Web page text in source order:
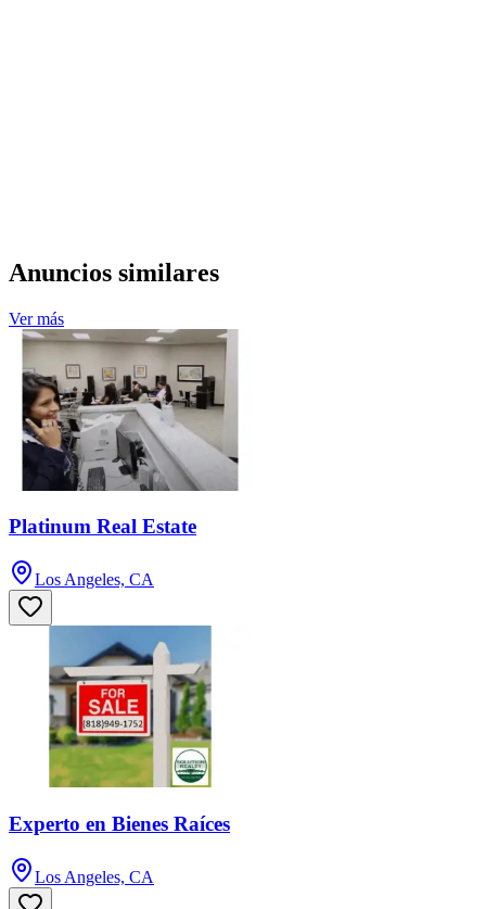
Anuncios similares
Ver más
Platinum Real Estate
Los Angeles, CA
Experto en Bienes Raíces
Los Angeles, CA